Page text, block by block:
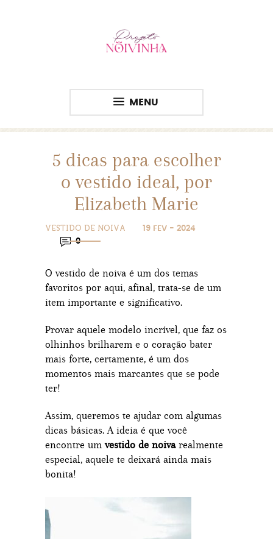
MENU
5 dicas para escolher
o vestido ideal, por
Elizabeth Marie
VESTIDO DE NOIVA
19 FEV - 2024
0
O vestido de noiva é um dos temas
favoritos por aqui, afinal, trata-se de um
item importante e significativo.
Provar aquele modelo incrível, que faz os
olhinhos brilharem e o coração bater
mais forte, certamente, é um dos
momentos mais marcantes que se pode
ter!
Assim, queremos te ajudar com algumas
dicas básicas. A ideia é que você
encontre umvestido de noiva realmente
especial, aquele te deixará ainda mais
bonita!